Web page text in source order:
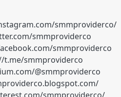
smmproviderco/
smmproviderco
smmproviderco
t.me/smmproviderco
@smmproviderco